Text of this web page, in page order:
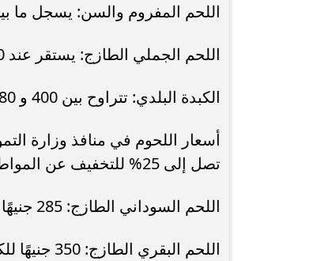
اللحم المفروم والسن: يسجل ما بين 400 و 500 جنيه للكيلو حسب نسبة
اللحم الجملي الطازج: يستقر عند 400 إلى 420 جنيهًا للكيلو.
الكبدة البلدي: تتراوح بين 400 و 480 جنيهًا، بينما تصل الكبدة الجملي إلى 600 جنيه للكيلو
أسعار اللحوم في منافذ وزارة
تصل إلى 25% للتخفيف عن المواطنين، وجاءت الأسعار كالآتي
اللحم السوداني الطازج: 285 جنيهًا للكيلو.
اللحم البقري الطازج: 350 جنيهًا للكيلو.